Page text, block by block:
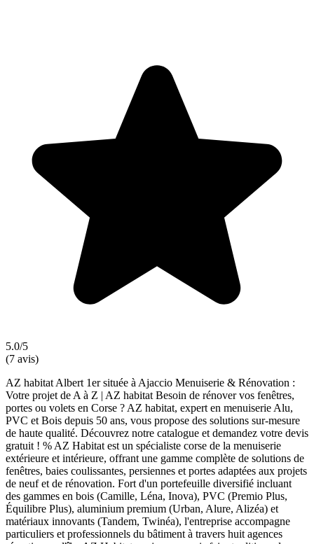
5.0/5
(7 avis)
AZ habitat Albert 1er située à Ajaccio Menuiserie & Rénovation :
Votre projet de A à Z | AZ habitat Besoin de rénover vos fenêtres,
portes ou volets en Corse ? AZ habitat, expert en menuiserie Alu,
PVC et Bois depuis 50 ans, vous propose des solutions sur-mesure
de haute qualité. Découvrez notre catalogue et demandez votre devis
gratuit ! % AZ Habitat est un spécialiste corse de la menuiserie
extérieure et intérieure, offrant une gamme complète de solutions de
fenêtres, baies coulissantes, persiennes et portes adaptées aux projets
de neuf et de rénovation. Fort d'un portefeuille diversifié incluant
des gammes en bois (Camille, Léna, Inova), PVC (Premio Plus,
Équilibre Plus), aluminium premium (Urban, Alure, Alizéa) et
matériaux innovants (Tandem, Twinéa), l'entreprise accompagne
particuliers et professionnels du bâtiment à travers huit agences